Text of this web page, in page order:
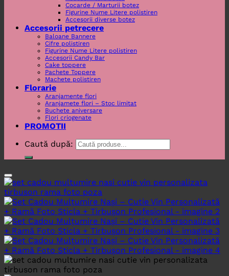
Cocarde / Marturii botez
Figurine Nume Litere polistiren
Accesorii diverse botez
Accesorii petrecere
Baloane Bannere
Cifre polistiren
Figurine Nume Litere polistiren
Accesorii Candy Bar
Cake toppere
Pachete Toppere
Machete polistiren
Florarie
Aranjamente flori
Aranjamete flori – Stoc limitat
Buchete aniversare
Flori criogenate
PROMOTII
Caută după: